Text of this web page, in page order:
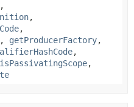
,
,
,
, getProducerFactory,
,
isPassivatingScope,